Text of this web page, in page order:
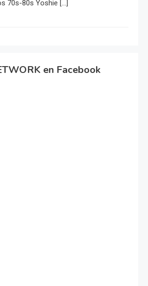
70s-80s Yoshie […]
en Facebook